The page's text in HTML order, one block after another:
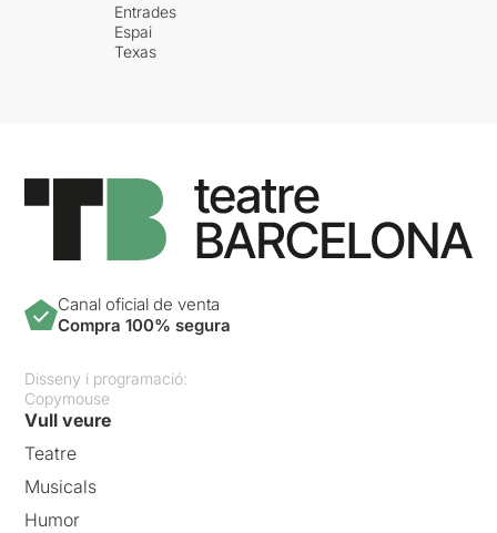
Entrades
Espai
Texas
Canal oficial de venta
Compra 100% segura
Disseny i programació:
Copymouse
Vull veure
Teatre
Musicals
Humor